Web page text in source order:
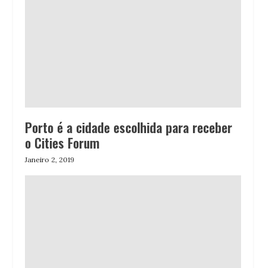
Porto é a cidade escolhida para receber
o Cities Forum
Janeiro 2, 2019